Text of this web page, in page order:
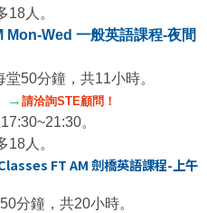
18人。
Wed 一般英語課程-夜間
50分鐘，共11小時。
→ 請洽詢STE顧問！
。
18人。
FT AM 劍橋英語課程-上午
分鐘，共20小時。